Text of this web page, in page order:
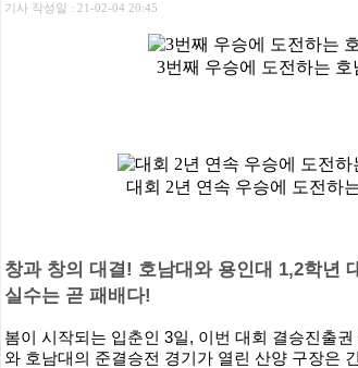
기사 작성일 : 21-02-04 20:45
3번째 우승에 도전하는
대회 2년 연속 우승에 도전하
창과 창의 대결! 호남대와 용인대 1,2학년
실수는 곧 패배다!
봄이 시작되는 입춘인 3일, 이번 대회 결승진출
와 호남대의 준결승전 경기가 열린 산양 구장은